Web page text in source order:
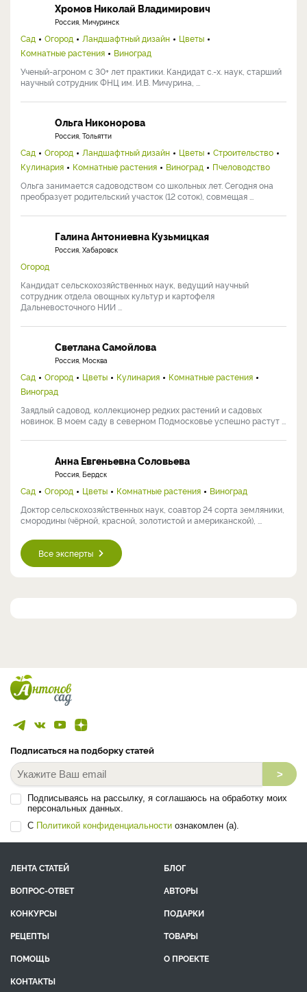
Хромов Николай Владимирович
Россия, Мичуринск
Сад Огород Ландшафтный дизайн
Цветы
Комнатные растения
Виноград
Ученый-агроном с 30+ лет практики. Кандидат с.-х. наук, старший
научный сотрудник ФНЦ им. И.В. Мичурина, ...
Ольга Никонорова
Россия, Тольятти
Сад Огород Ландшафтный дизайн Цветы
Строительство
Кулинария
Комнатные растения Виноград
Пчеловодство
Ольга занимается садоводством со школьных лет. Сегодня она
преобразует родительский участок (12 соток), совмещая ...
Галина Антониевна Кузьмицкая
Россия, Хабаровск
Огород
Кандидат сельскохозяйственных наук, ведущий научный
сотрудник отдела овощных культур и картофеля
Дальневосточного НИИ ...
Светлана Самойлова
Россия, Москва
Сад Огород Цветы Кулинария
Комнатные растения
Виноград
Заядлый садовод, коллекционер редких растений и садовых
новинок. В моем саду в северном Подмосковье успешно растут ...
Анна Евгеньевна Соловьева
Россия, Бердск
Сад Огород Цветы Комнатные растения
Виноград
Доктор сельскохозяйственных наук, соавтор 24 сорта земляники,
смородины (чёрной, красной, золотистой и американской), ...
Все эксперты
Подписаться на подборку статей
>
Подписываясь на рассылку, я соглашаюсь на обработку моих
персональных данных.
С Политикой конфиденциальности ознакомлен (а).
ЛЕНТА СТАТЕЙ
БЛОГ
ВОПРОС-ОТВЕТ
АВТОРЫ
КОНКУРСЫ
ПОДАРКИ
РЕЦЕПТЫ
ТОВАРЫ
ПОМОЩЬ
О ПРОЕКТЕ
КОНТАКТЫ